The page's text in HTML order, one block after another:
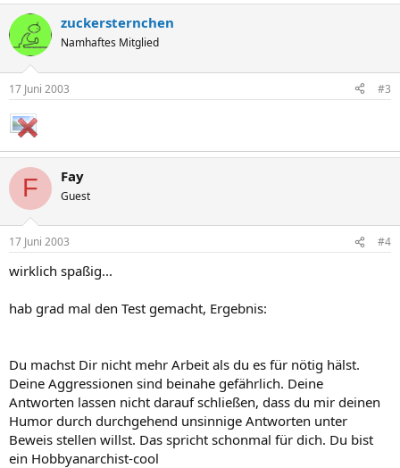
zuckersternchen
Namhaftes Mitglied
17 Juni 2003 #3
F Fay
Guest
17 Juni 2003 #4
wirklich spaßig...
hab grad mal den Test gemacht, Ergebnis:
Du machst Dir nicht mehr Arbeit als du es für nötig hälst.
Deine Aggressionen sind beinahe gefährlich. Deine
Antworten lassen nicht darauf schließen, dass du mir deinen
Humor durch durchgehend unsinnige Antworten unter
Beweis stellen willst. Das spricht schonmal für dich. Du bist
ein Hobbyanarchist-cool